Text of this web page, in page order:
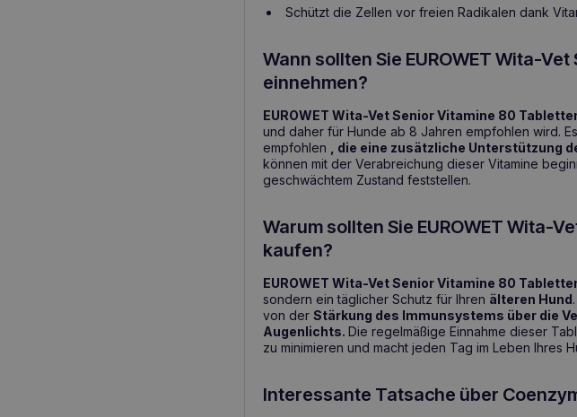
Schützt die Zellen vor freien Radikalen dank
Wann sollten Sie EUROWET Wita-
einnehmen?
EUROWET Wita-Vet Senior Vitamine 80
und daher für Hunde ab 8 Jahren empfohlen wird.
empfohlen
, die eine zusätzliche Unterstützung
können mit der Verabreichung dieser Vitamine
geschwächtem Zustand feststellen.
Warum sollten Sie EUROWET Wita-
kaufen?
EUROWET Wita-Vet Senior Vitamine 80
sondern ein täglicher Schutz für Ihren älteren Hund
von der Stärkung des Immunsystems über die
Augenlichts. Die regelmäßige Einnahme dieser
zu minimieren und macht jeden Tag im Leben Ihres
Interessante Tatsache über